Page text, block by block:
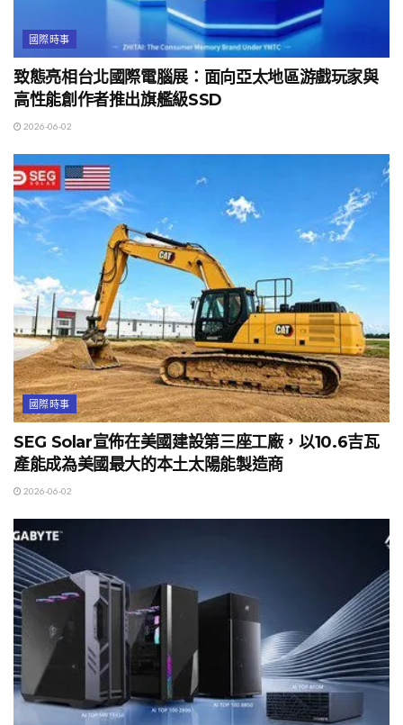
國際時事
致態亮相台北國際電腦展：面向亞太地區游戲玩家與
高性能創作者推出旗艦級SSD
2026-06-02
國際時事
SEG Solar宣佈在美國建設第三座工廠，以10.6吉瓦
產能成為美國最大的本土太陽能製造商
2026-06-02